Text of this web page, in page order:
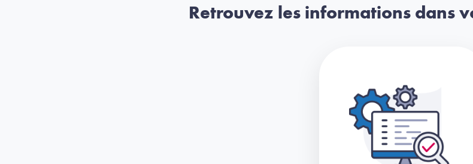
Retrouvez les informations dans